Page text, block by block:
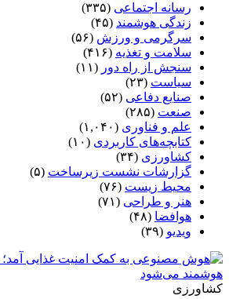
رسانه اجتماعی (۳۳۵)
زندگی هوشمند (۴۵)
سرگرمی و ورزش (۵۶)
سلامت و تغذیه (۴۱۶)
سنجش از راه دور (۱۱)
سیاست (۲۳)
صنایع دفاعی (۵۲)
صنعت (۲۸۵)
علم و فناوری (۱,۰۴۰)
کتابچه‌های کاربردی (۱۰)
کشاورزی (۳۴)
گزارشات نشست زیرساخت (۵)
محیط زیست (۷۶)
هنر و طراحی (۷۱)
هوافضا (۴۸)
ویدیو (۳۹)
کشاورزی